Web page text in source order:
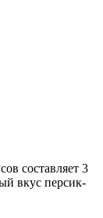
составляет 3
вкус персик-